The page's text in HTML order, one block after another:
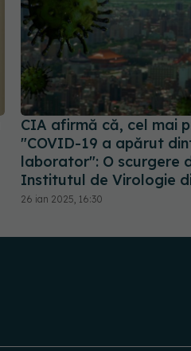
CIA afirmă că, cel mai
"COVID-19 a apărut
laborator": O scurgere
Institutul de Virologie
26 ian 2025, 16:30